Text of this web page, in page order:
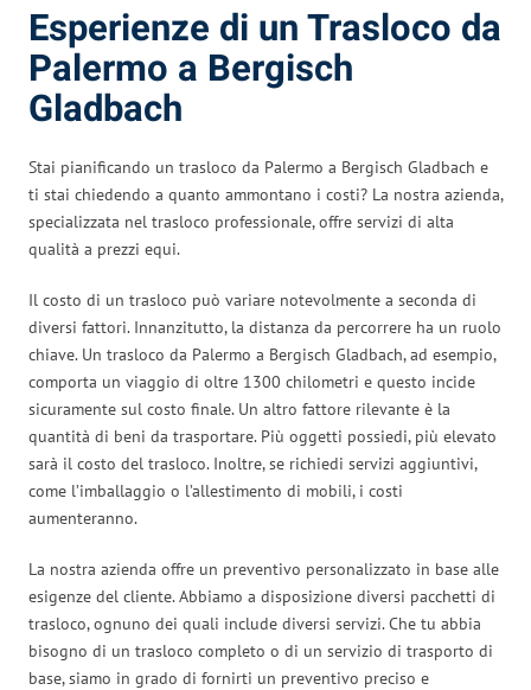
Esperienze di un Trasloco da
Palermo a Bergisch
Gladbach
Stai pianificando un trasloco da Palermo a Bergisch Gladbach e
ti stai chiedendo a quanto ammontano i costi? La nostra azienda,
specializzata nel trasloco professionale, offre servizi di alta
qualità a prezzi equi.
Il costo di un trasloco può variare notevolmente a seconda di
diversi fattori. Innanzitutto, la distanza da percorrere ha un ruolo
chiave. Un trasloco da Palermo a Bergisch Gladbach, ad esempio,
comporta un viaggio di oltre 1300 chilometri e questo incide
sicuramente sul costo finale. Un altro fattore rilevante è la
quantità di beni da trasportare. Più oggetti possiedi, più elevato
sarà il costo del trasloco. Inoltre, se richiedi servizi aggiuntivi,
come l’imballaggio o l’allestimento di mobili, i costi
aumenteranno.
La nostra azienda offre un preventivo personalizzato in base alle
esigenze del cliente. Abbiamo a disposizione diversi pacchetti di
trasloco, ognuno dei quali include diversi servizi. Che tu abbia
bisogno di un trasloco completo o di un servizio di trasporto di
base, siamo in grado di fornirti un preventivo preciso e